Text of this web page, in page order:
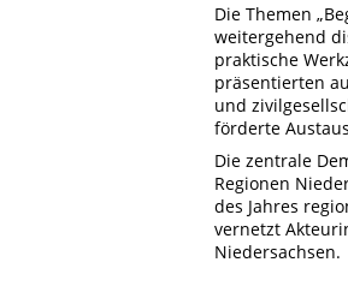
Die Themen
weitergehend
praktische
präsentierten
und
förderte
Die zentrale
Regionen
des Jahres
vernetzt
Niedersachsen.